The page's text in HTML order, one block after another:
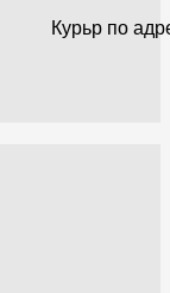
Курьр по